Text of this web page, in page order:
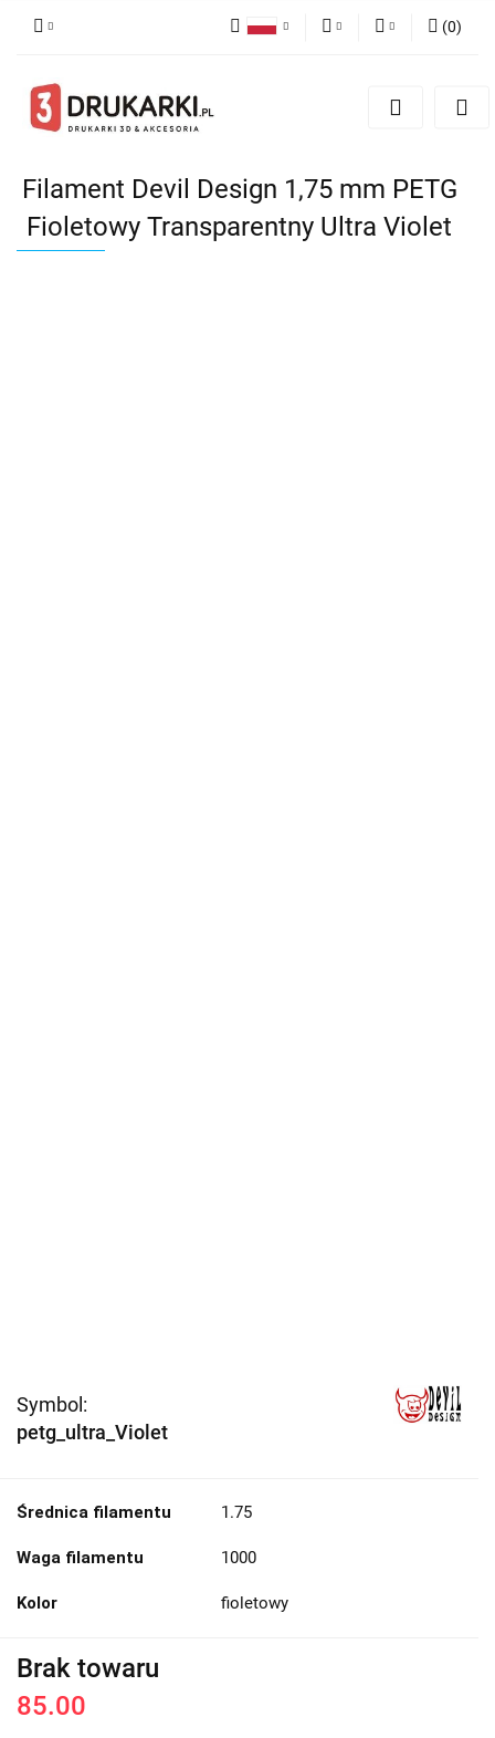
English
Zarejestruj się
(0)
Filament Devil Design 1,75 mm PETG
Fioletowy Transparentny Ultra Violet
Symbol:
petg_ultra_Violet
Średnica filamentu 1.75
Waga filamentu 1000
Kolor fioletowy
Brak towaru
85.00